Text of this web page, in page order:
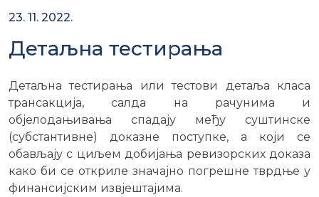
23. 11. 2022.
Детаљна тестирања
Детаљна тестирања или тестови детаља класа
трансакција, салда на рачунима и
објелодањивања спадају међу суштинске
(субстантивне) доказне поступке, а који се
обављају с циљем добијања ревизорских доказа
како би се откриле значајно погрешне тврдње у
финансијским извјештајима.